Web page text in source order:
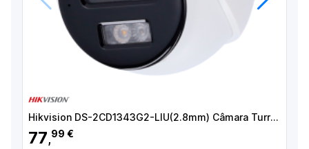
Hikvision DS-2CD1343G2-LIU(2.8mm) Câmara Turret IP, 4 MP, 2.8 mm, 30 m, PoE, IP67, Áudio, WDR (120 dB), Branco - 6931847188986
77,99 €